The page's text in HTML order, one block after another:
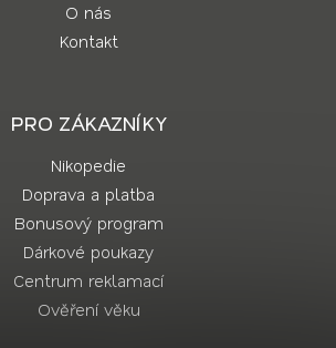
O nás
Kontakt
PRO ZÁKAZNÍKY
Nikopedie
Doprava a platba
Bonusový program
Dárkové poukazy
Centrum reklamací
Ověření věku